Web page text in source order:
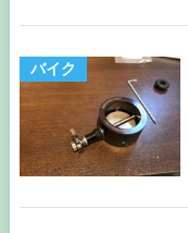
バイク